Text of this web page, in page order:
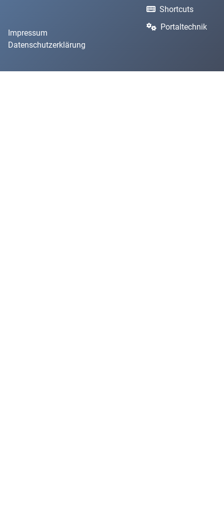
Impressum
Datenschutzerklärung
Shortcuts
Portaltechnik